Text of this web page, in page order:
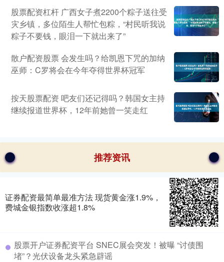
股票配资杠杆 广西女子煮2200个粽子送往受
灾乡镇，多位陌生人帮忙包粽，“村民听我说
粽子不要钱，眼泪一下就出来了”
散户配资股票 会发生吗？给凯恩下咒的加纳
巫师：C罗将会在今年夺得世界杯冠军
按天股票配资 吧友们还记得吗？韩国女主持
继续报道世界杯，12年前她曾一笑走红
推荐资讯
证券配资最简单最准方法 现货黄金涨1.9%，
费城金银指数收涨超1.8%
股票开户证券配资平台 SNEC展会突发！被曝 “讨债围
堵”？光伏设备龙头紧急辟谣